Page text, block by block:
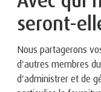
seront-
Nous partagerons
d'autres membres
d'administrer et de